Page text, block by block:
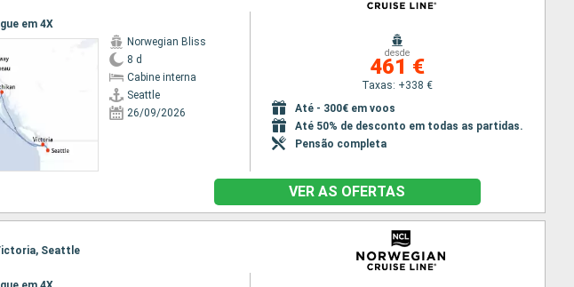
em 4X
Norwegian Bliss
8 d
Cabine interna
Seattle
26/09/2026
desde
461 €
Taxas: +338 €
Até - 300€ em voos
Até 50% de desconto em todas as partidas.
Pensão completa
VER AS OFERTAS
Seattle